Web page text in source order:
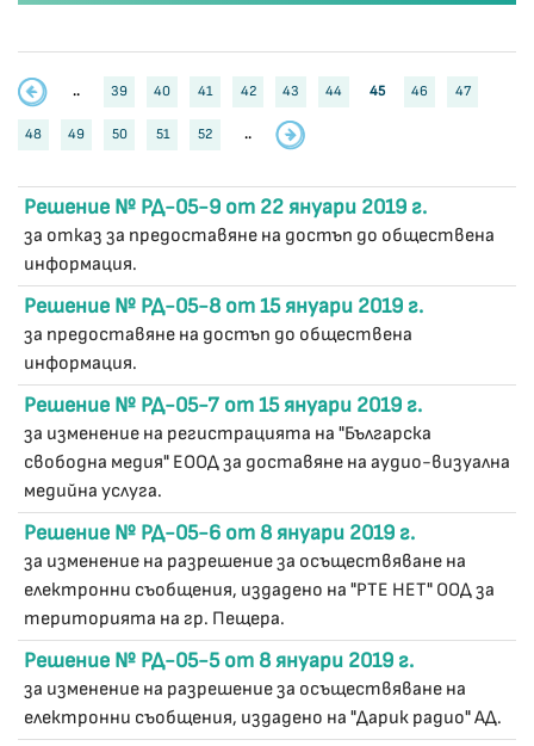
.. 39 40 41 42 43 44 45 46 47
48 49 50 51 52 ..
Решение № РД-05-9 от 22 януари 2019 г.
за отказ за предоставяне на достъп до обществена
информация.
Решение № РД-05-8 от 15 януари 2019 г.
за предоставяне на достъп до обществена
информация.
Решение № РД-05-7 от 15 януари 2019 г.
за изменение на регистрацията на "Българска
свободна медия" ЕООД за доставяне на аудио-визуална
медийна услуга.
Решение № РД-05-6 от 8 януари 2019 г.
за изменение на разрешение за осъществяване на
електронни съобщения, издадено на "РТЕ НЕТ" ООД за
територията на гр. Пещера.
Решение № РД-05-5 от 8 януари 2019 г.
за изменение на разрешение за осъществяване на
електронни съобщения, издадено на "Дарик радио" АД.